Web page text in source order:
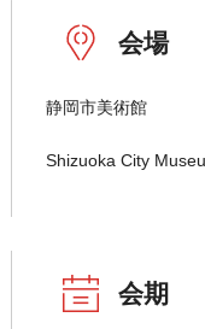
会場
静岡市美術館
Shizuoka City
会期